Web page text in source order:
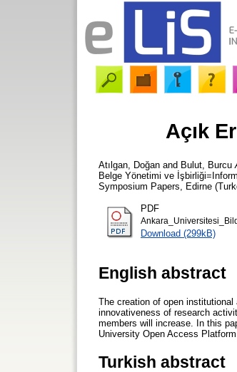
Açık
Atılgan, Doğan and Bulut, Burcu
Belge Yönetimi ve
Symposium Papers, Edirne
PDF
Download (299kB)
English abstract
The creation of open
innovativeness of research
members will increase. In this
University Open Access
Turkish abstract